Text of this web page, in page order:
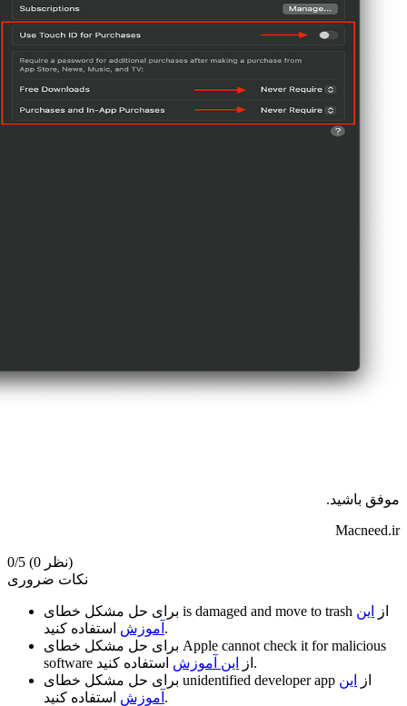
موفق باشید.
Macneed.ir
0/5
(0 نظر)
نکات ضروری
is damaged and move to trash از
این
آموزش استفاده کنید.
Apple cannot check it for malicious
software
از این آموزش
استفاده کنید.
unidentified developer app از
این
آموزش استفاده کنید.